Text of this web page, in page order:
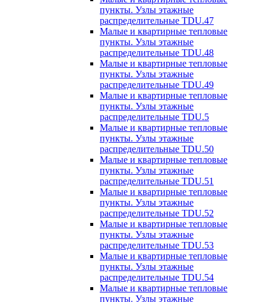
пункты. Узлы этажные
распределительные TDU.47
Малые и квартирные тепловые
пункты. Узлы этажные
распределительные TDU.48
Малые и квартирные тепловые
пункты. Узлы этажные
распределительные TDU.49
Малые и квартирные тепловые
пункты. Узлы этажные
распределительные TDU.5
Малые и квартирные тепловые
пункты. Узлы этажные
распределительные TDU.50
Малые и квартирные тепловые
пункты. Узлы этажные
распределительные TDU.51
Малые и квартирные тепловые
пункты. Узлы этажные
распределительные TDU.52
Малые и квартирные тепловые
пункты. Узлы этажные
распределительные TDU.53
Малые и квартирные тепловые
пункты. Узлы этажные
распределительные TDU.54
Малые и квартирные тепловые
пункты. Узлы этажные